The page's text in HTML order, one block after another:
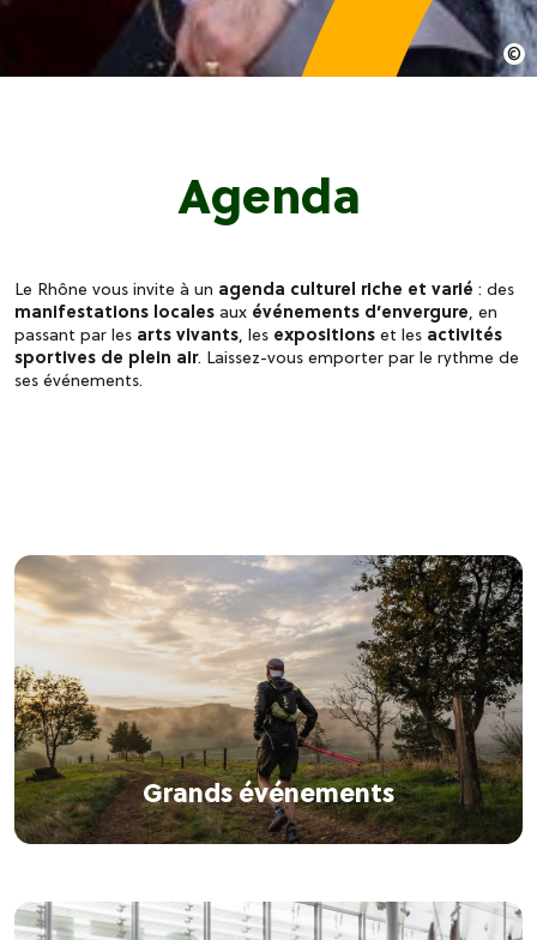
Agenda
Le Rhône vous invite à un agenda culturel riche et varié : des
manifestations locales aux événements d’envergure, en
passant par les arts vivants, les expositions et les activités
sportives de plein air. Laissez-vous emporter par le rythme de
ses événements.
Grands événements